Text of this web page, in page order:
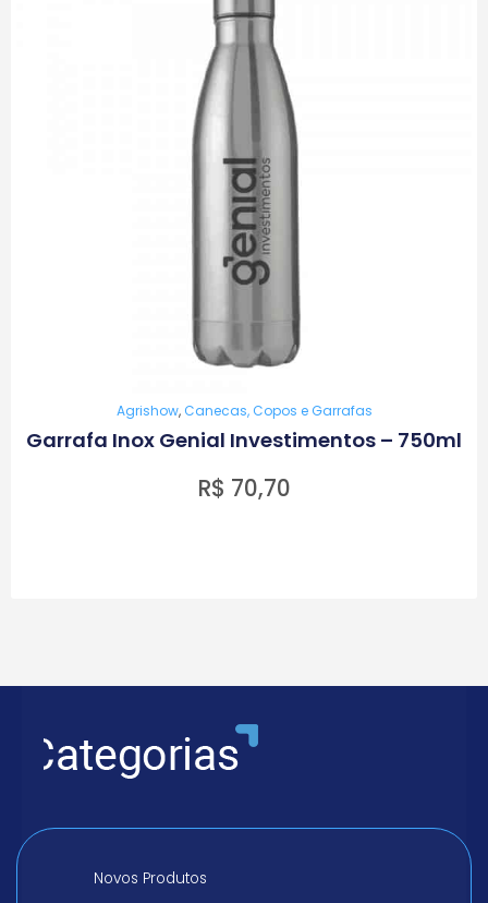
Agrishow, Canecas, Copos e Garrafas
Garrafa Inox Genial Investimentos – 750ml
R$ 70,70
Novos Produtos